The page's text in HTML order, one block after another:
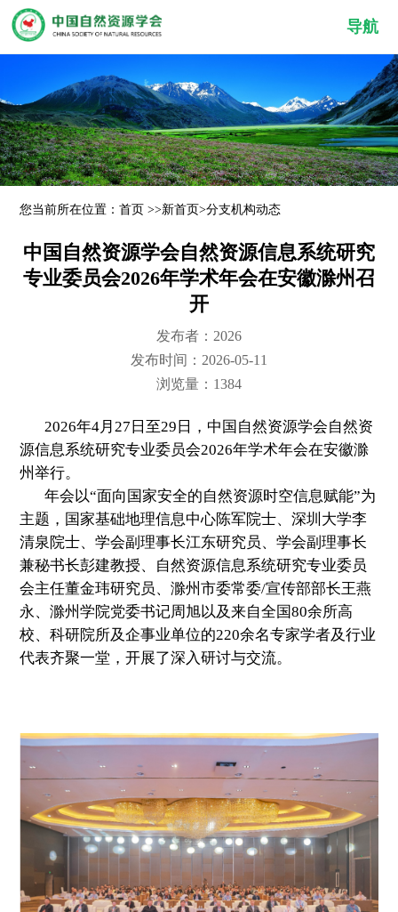
导航
您当前所在位置：首页 >>新首页>分支机构动态
中国自然资源学会自然资源信息系统研究
专业委员会2026年学术年会在安徽滁州召
开
发布者：2026
发布时间：2026-05-11
浏览量：1384
2026年4月27日至29日，中国自然资源学会自然资
源信息系统研究专业委员会2026年学术年会在安徽滁
州举行。
年会以“面向国家安全的自然资源时空信息赋能”为
主题，国家基础地理信息中心陈军院士、深圳大学李
清泉院士、学会副理事长江东研究员、学会副理事长
兼秘书长彭建教授、自然资源信息系统研究专业委员
会主任董金玮研究员、滁州市委常委/宣传部部长王燕
永、滁州学院党委书记周旭以及来自全国80余所高
校、科研院所及企事业单位的220余名专家学者及行业
代表齐聚一堂，开展了深入研讨与交流。